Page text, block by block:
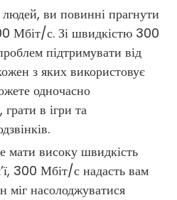
ви повинні прагнути
Мбіт/с. Зі швидкістю 300
підтримувати від
з яких використовує
одночасно
в ігри та
мати високу швидкість
300 Мбіт/с надасть вам
міг насолоджуватися